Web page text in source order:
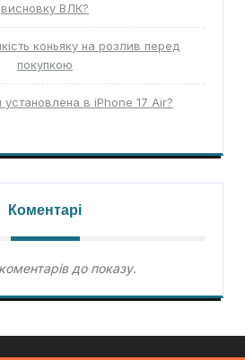
висновку ВЛК?
коньяку на розлив перед
покупкою
установлена в iPhone 17 Air?
Коментарі
до показу.